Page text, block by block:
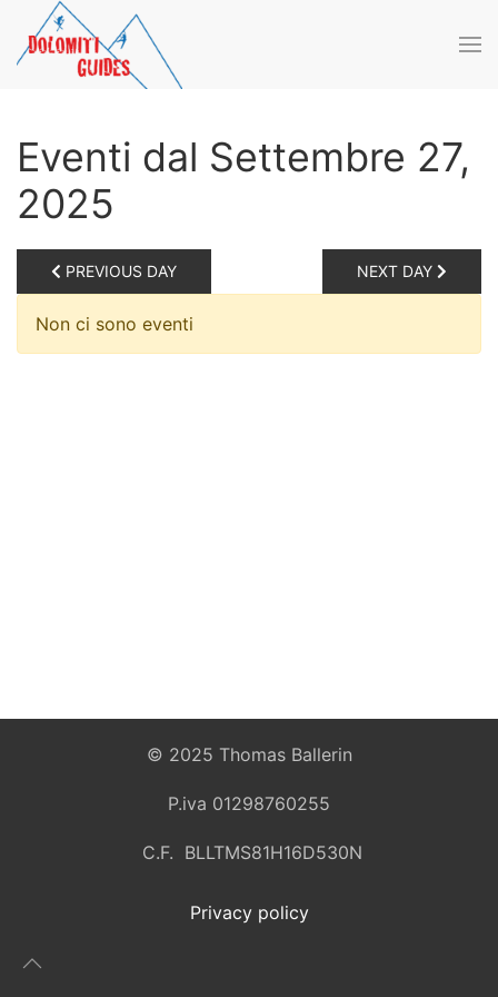
Skip to main content
Eventi dal Settembre 27,
2025
PREVIOUS DAY NEXT DAY
Non ci sono eventi
© 2025 Thomas Ballerin
P.iva 01298760255
C.F. BLLTMS81H16D530N
Privacy policy